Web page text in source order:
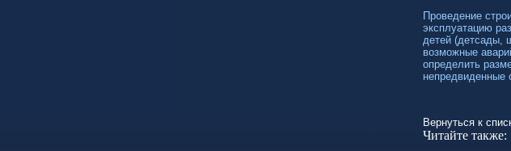
Проведение
эксплуатацию
детей (детсады,
возможные
определить
непредвиденные
Вернуться к
Читайте также: